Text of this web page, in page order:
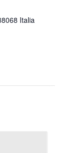
Italia